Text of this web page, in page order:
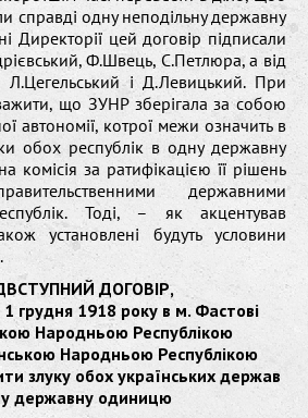
справді одну неподільну державну
Директорії цей договір підписали
Ф.Швець, С.Петлюра, а від
і Д.Левицький. При
що ЗУНР зберігала за собою
автономії, котрої межи означить в
обох республік в одну державну
комісія за ратифікацією її рішень
державними
Тоді, – як акцентував
установлені будуть условини
ДОГОВІР,
грудня 1918 року в м. Фастові
Народньою Республікою
Народньою Республікою
злуку обох українських держав
державну одиницю